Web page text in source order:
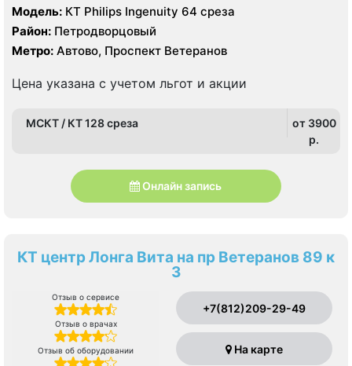
Модель: КТ Philips Ingenuity 64 среза
Район: Петродворцовый
Метро: Автово, Проспект Ветеранов
Цена указана с учетом льгот и акции
МСКТ / КТ 128 среза
от 3900
p.
Онлайн запись
КТ центр Лонга Вита на пр Ветеранов 89 к
3
Отзыв о сервисе
Отзыв о врачах
Отзыв об оборудовании
+7(812)209-29-49
На карте